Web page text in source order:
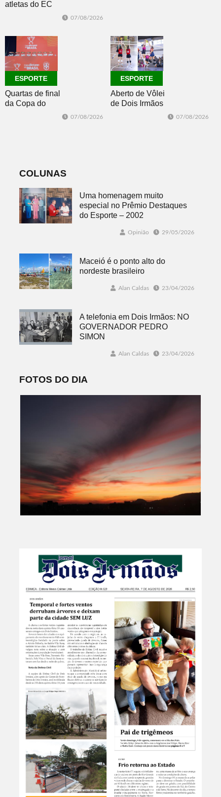
atletas do EC
Master 65+
07/08/2026
ESPORTE
Quartas de final
da Copa do
Brasil 2026: veja
07/08/2026
ESPORTE
Aberto de Vôlei
de Dois Irmãos
07/08/2026
COLUNAS
Uma homenagem muito
especial no Prêmio Destaques
do Esporte – 2002
Opinião 29/05/2026
Maceió é o ponto alto do
nordeste brasileiro
Alan Caldas 23/04/2026
A telefonia em Dois Irmãos: NO
GOVERNADOR PEDRO
SIMON
Alan Caldas 23/04/2026
FOTOS DO DIA